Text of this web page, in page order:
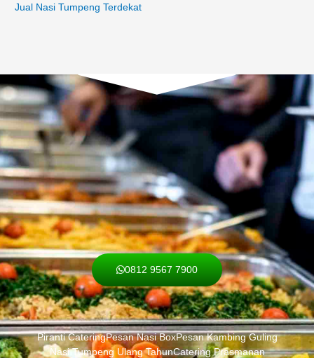
Jual Nasi Tumpeng Terdekat
0812 9567 7900
Piranti CateringPesan Nasi BoxPesan Kambing Guling
Nasi Tumpeng Ulang TahunCatering Prasmanan